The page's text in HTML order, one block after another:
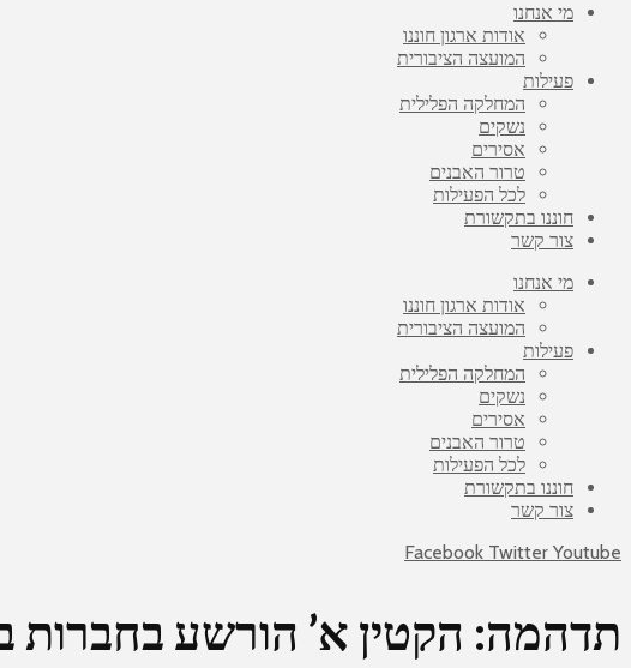
מי אנחנו
אודות ארגון חוננו
המועצה הציבורית
פעילות
המחלקה הפלילית
נשקים
אסירים
טרור האבנים
לכל הפעילות
חוננו בתקשורת
צור קשר
מי אנחנו
אודות ארגון חוננו
המועצה הציבורית
פעילות
המחלקה הפלילית
נשקים
אסירים
טרור האבנים
לכל הפעילות
חוננו בתקשורת
צור קשר
Facebook Twitter Youtube
תדהמה: הקטין א’ הורשע בחברות